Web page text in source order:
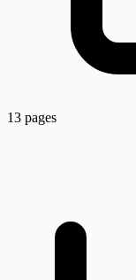
13 pages